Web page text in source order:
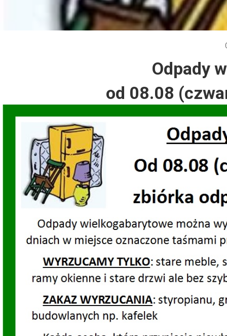
Protest w Bydgoszczy 2013
Dzień Działkowca 2014
Dzień Działkowca 2015
Dzień Działkowca 2019
Dzień Działkowca 2022
Dzień Działkowca 2023
Dzień Działkowca 2024
Dzień Działkowca 2025
Odpady
od 08.08